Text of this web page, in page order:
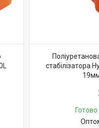
стабілізатора